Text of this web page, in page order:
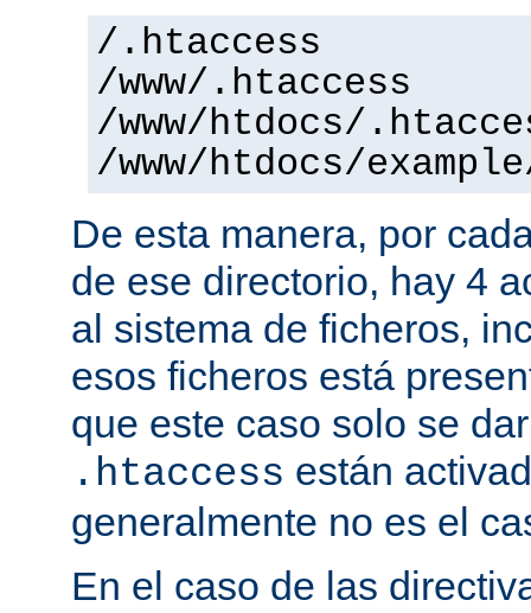
/.htaccess
/www/.htaccess
/www/htdocs/
/www/htdocs/
De esta manera, por
de ese directorio, hay 4
al sistema de ficheros,
esos ficheros está
que este caso solo se
.htaccess están
generalmente no es el
En el caso de las